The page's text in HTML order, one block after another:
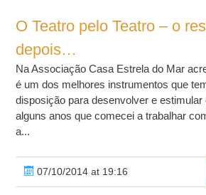
O Teatro pelo Teatro – o
depois…
Na Associação Casa Estrela do Mar
é um dos melhores instrumentos que
disposição para desenvolver e
alguns anos que comecei a trabalhar
a...
07/10/2014 at 19:16